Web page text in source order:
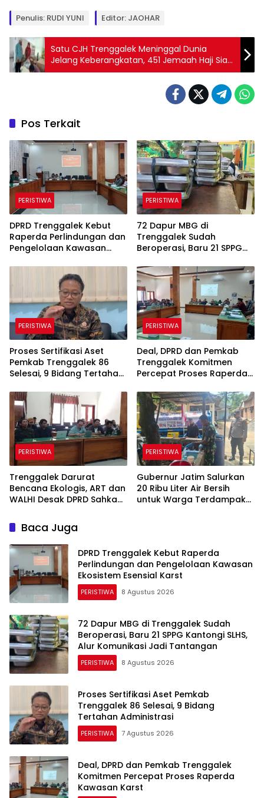
Penulis: RUDI YUNI Editor: JAOHAR
Satu CJH Trenggalek Meninggal Dunia
Jelang Keberangkatan, 451 Jemaah Haji Siap
Berangkat
Pos Terkait
PERISTIWA
DPRD Trenggalek Kebut
Raperda Perlindungan dan
Pengelolaan Kawasan
PERISTIWA
72 Dapur MBG di
Trenggalek Sudah
Beroperasi, Baru 21 SPPG
Komunikasi Jadi
Tantangan
PERISTIWA
Proses Sertifikasi Aset
Pemkab Trenggalek 86
Selesai, 9 Bidang Tertahan
PERISTIWA
Deal, DPRD dan Pemkab
Trenggalek Komitmen
Percepat Proses Raperda
PERISTIWA
Trenggalek Darurat
Bencana Ekologis, ART dan
WALHI Desak DPRD Sahkan
PERISTIWA
Gubernur Jatim Salurkan
20 Ribu Liter Air Bersih
untuk Warga Terdampak
Baca Juga
DPRD Trenggalek Kebut Raperda
Perlindungan dan Pengelolaan Kawasan
Ekosistem Esensial Karst
PERISTIWA 8 Agustus 2026
72 Dapur MBG di Trenggalek Sudah
Beroperasi, Baru 21 SPPG Kantongi SLHS,
Alur Komunikasi Jadi Tantangan
PERISTIWA 8 Agustus 2026
Proses Sertifikasi Aset Pemkab
Trenggalek 86 Selesai, 9 Bidang
Tertahan Administrasi
PERISTIWA 7 Agustus 2026
Deal, DPRD dan Pemkab Trenggalek
Komitmen Percepat Proses Raperda
Kawasan Karst